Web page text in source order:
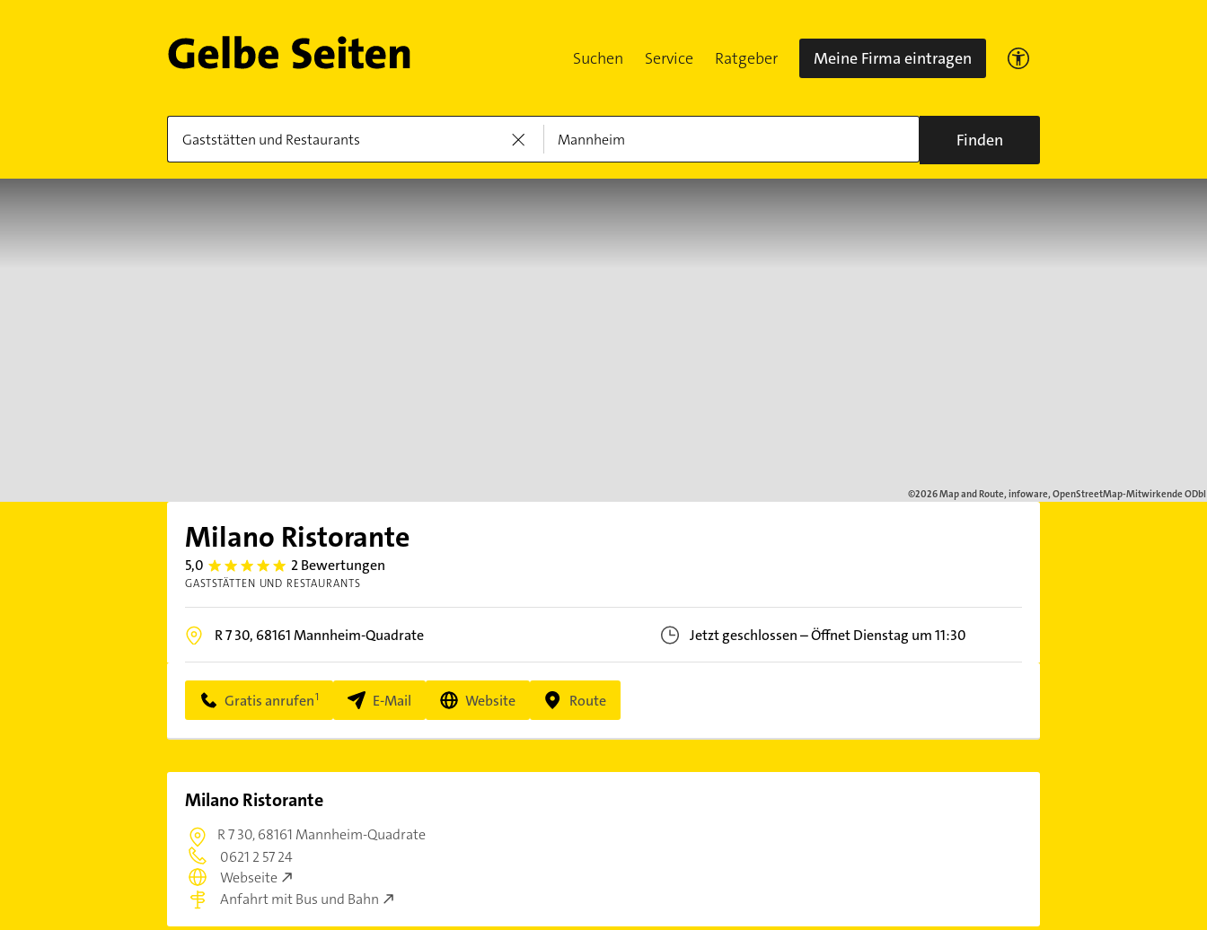
Suchen Service Ratgeber Meine Firma eintragen
Finden
Milano Ristorante
5,0 5.0 2 Bewertungen
GASTSTÄTTEN UND RESTAURANTS
R 7 30, 68161Mannheim-Quadrate Jetzt geschlossen–Öffnet Dienstag um 11:30
Gratis anrufen E-Mail Website Route
Milano Ristorante
R 7 30,68161 Mannheim-Quadrate
0621 2 57 24
Webseite
Anfahrt mit Bus und Bahn